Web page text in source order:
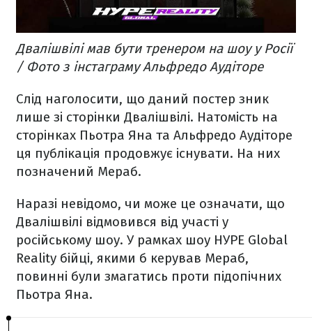
Двалішвілі мав бути тренером на шоу у Росії
/ Фото з інстаграму Альфредо Аудіторе
Слід наголосити, що даний постер зник
лише зі сторінки Двалішвілі. Натомість на
сторінках Пьотра Яна та Альфредо Аудіторе
ця публікація продовжує існувати. На них
позначений Мераб.
Наразі невідомо, чи може це означати, що
Двалішвілі відмовився від участі у
російському шоу. У рамках шоу НУРЕ Global
Reality бійці, якими б керував Мераб,
повинні були змагатись проти підопічних
Пьотра Яна.